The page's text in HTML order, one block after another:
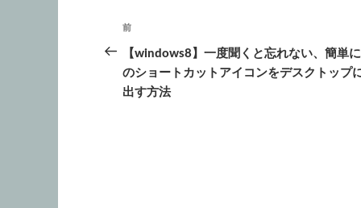
投
稿
ナ
前
の
投
稿
前
【windows8】一度聞くと忘れない、簡単
のショートカットアイコンをデスクトップ
出す方法